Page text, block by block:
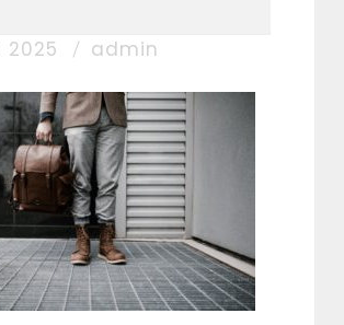
2025 admin